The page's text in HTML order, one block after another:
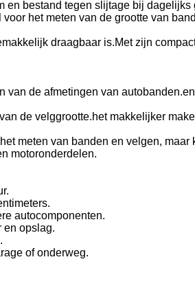
bestand tegen slijtage bij
het meten van de grootte van
draagbaar is.Met zijn
van de afmetingen van
de velggrootte.het makkelijker
meten van banden en velgen,
motoronderdelen.
autocomponenten.
en opslag.
of onderweg.